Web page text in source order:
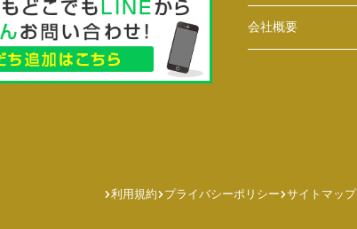
会社概要
利用規約 プライバシーポリシー サイトマップ